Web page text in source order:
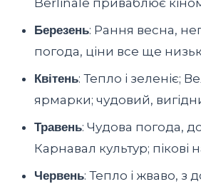
Berlinale приваблює
Березень: Рання весна,
погода, ціни все ще
Квітень: Тепло і зеленіє;
ярмарки; чудовий,
Травень: Чудова погода,
Карнавал культур; пікові
Червень: Тепло і жваво, з